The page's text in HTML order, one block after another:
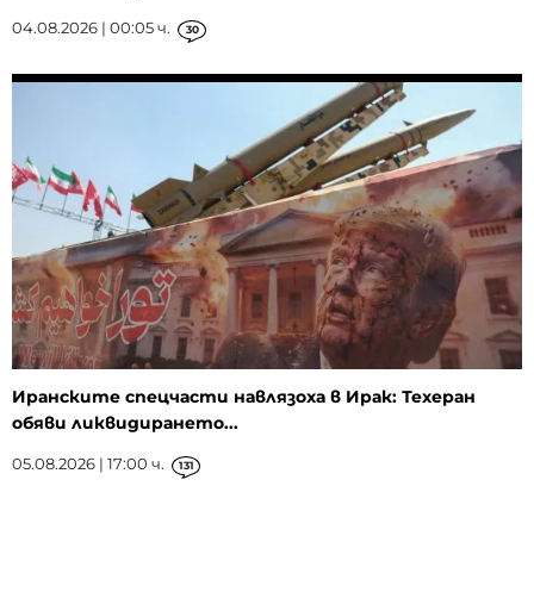
04.08.2026 | 00:05 ч. 30
Иранските спецчасти навлязоха в Ирак: Техеран
обяви ликвидирането...
05.08.2026 | 17:00 ч. 131